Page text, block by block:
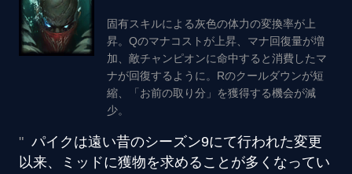
固有スキルによる灰色の体力の変換率が上
昇。Qのマナコストが上昇、マナ回復量が増
加、敵チャンピオンに命中すると消費したマ
ナが回復するように。Rのクールダウンが短
縮、「お前の取り分」を獲得する機会が減
少。
パイクは遠い昔のシーズン9にて行われた変更
以来、
ミッドに獲物を求めることが多くなってい